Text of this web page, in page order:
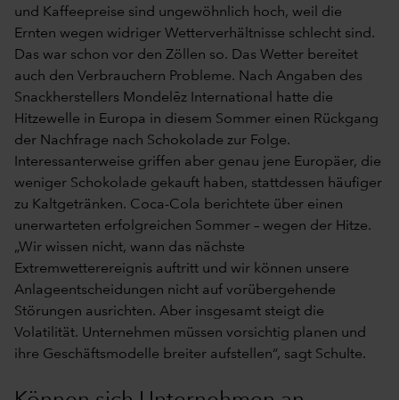
und Kaffeepreise sind ungewöhnlich hoch, weil die
Ernten wegen widriger Wetterverhältnisse schlecht sind.
Das war schon vor den Zöllen so. Das Wetter bereitet
auch den Verbrauchern Probleme. Nach Angaben des
Snackherstellers Mondelēz International hatte die
Hitzewelle in Europa in diesem Sommer einen Rückgang
der Nachfrage nach Schokolade zur Folge.
Interessanterweise griffen aber genau jene Europäer, die
weniger Schokolade gekauft haben, stattdessen häufiger
zu Kaltgetränken. Coca-Cola berichtete über einen
unerwarteten erfolgreichen Sommer – wegen der Hitze.
„Wir wissen nicht, wann das nächste
Extremwetterereignis auftritt und wir können unsere
Anlageentscheidungen nicht auf vorübergehende
Störungen ausrichten. Aber insgesamt steigt die
Volatilität. Unternehmen müssen vorsichtig planen und
ihre Geschäftsmodelle breiter aufstellen“, sagt Schulte.